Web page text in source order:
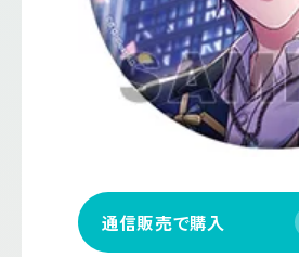
通信販売で購入